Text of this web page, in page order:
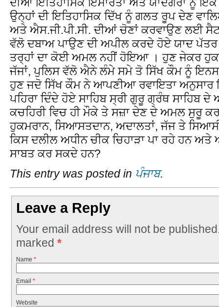
ਉਨ੍ਹਾਂ ਦੀ ਇਤਿਹਾਸਿਕ ਦਿੱਖ ਨੂੰ ਗਲਤ ਰੂਪ ਦੇਣ
ਅਤੇ ਐਸ.ਜੀ.ਪੀ.ਸੀ. ਦੀਆਂ ਚੋਣਾਂ ਕਰਵਾਉਣ ਲਈ
ਵੱਲੋ ਦਬਾਅ ਪਾਉਣ ਦੀ ਅਪੀਲ ਕਰਦੇ ਹੋਏ ਯਾਦ
ਤਰ੍ਹਾਂ ਦਾ ਕੋਈ ਅਮਲ ਨਹੀਂ ਹੋਇਆ । ਹੁਣ ਜੇਕਰ
ਜੱਜਾਂ, ਪੁਲਿਸ ਵੱਲੋ ਐਨੇ ਲੰਮੇ ਸਮੇ ਤੋ ਸਿੱਖ ਕੌਮ ਨੂੰ ਇਨਸਾਫ਼
ਹੁਣ ਜਦੋ ਸਿੱਖ ਕੌਮ ਨੇ ਆਪਣੀਆ ਰਵਾਇਤਾ ਅਨੁਸਾਰ
ਪਹਿਰਾ ਦਿੰਦੇ ਹੋਏ ਸਾਹਿਬ ਸ੍ਰੀ ਗੁਰੂ ਗ੍ਰੰਥ ਸਾਹਿਬ
ਕਚਹਿਰੀ ਵਿਚ ਹੀ ਮੌਕੇ ਤੇ ਸਜ਼ਾ ਦੇਣ ਦੇ ਅਮਲ ਸੁਰੂ
ਹੁਕਮਰਾਨ, ਸਿਆਸਤਦਾਨ, ਅਦਾਲਤਾਂ, ਜੱਜ ਤੇ
ਕਿਸ ਦਲੀਲ ਅਧੀਨ ਚੀਕ ਚਿਹਾੜਾ ਪਾ ਰਹੇ ਹਨ
ਸਾਬਤ ਕਰ ਸਕਦੇ ਹਨ?
This entry was posted in ਪੰਜਾਬ.
Leave a Reply
Your email address will not be
marked *
Name *
Email *
Website